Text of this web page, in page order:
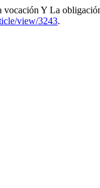
vocación Y La
view/3243.